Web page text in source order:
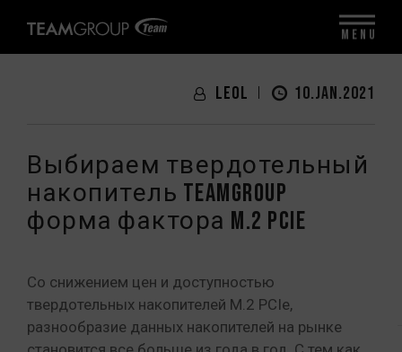
LeoL 10.JAN.2021
Выбираем твердотельный
накопитель TEAMGROUP
форма фактора M.2 PCIe
Со снижением цен и доступностью
твердотельных накопителей M.2 PCIe,
разнообразие данных накопителей на рынке
MENU